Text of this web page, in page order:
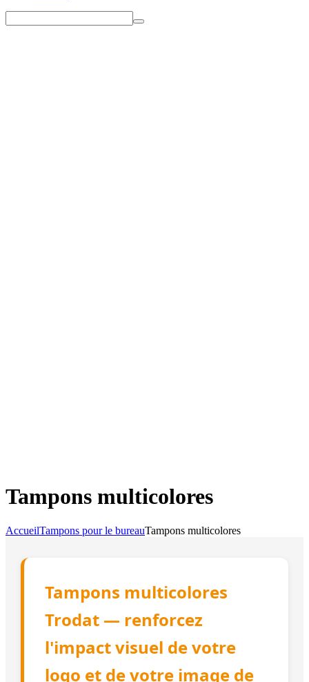
Tampons multicolores
AccueilTampons pour le bureauTampons multicolores
Tampons multicolores
Trodat — renforcez
l'impact visuel de votre
logo et de votre image de